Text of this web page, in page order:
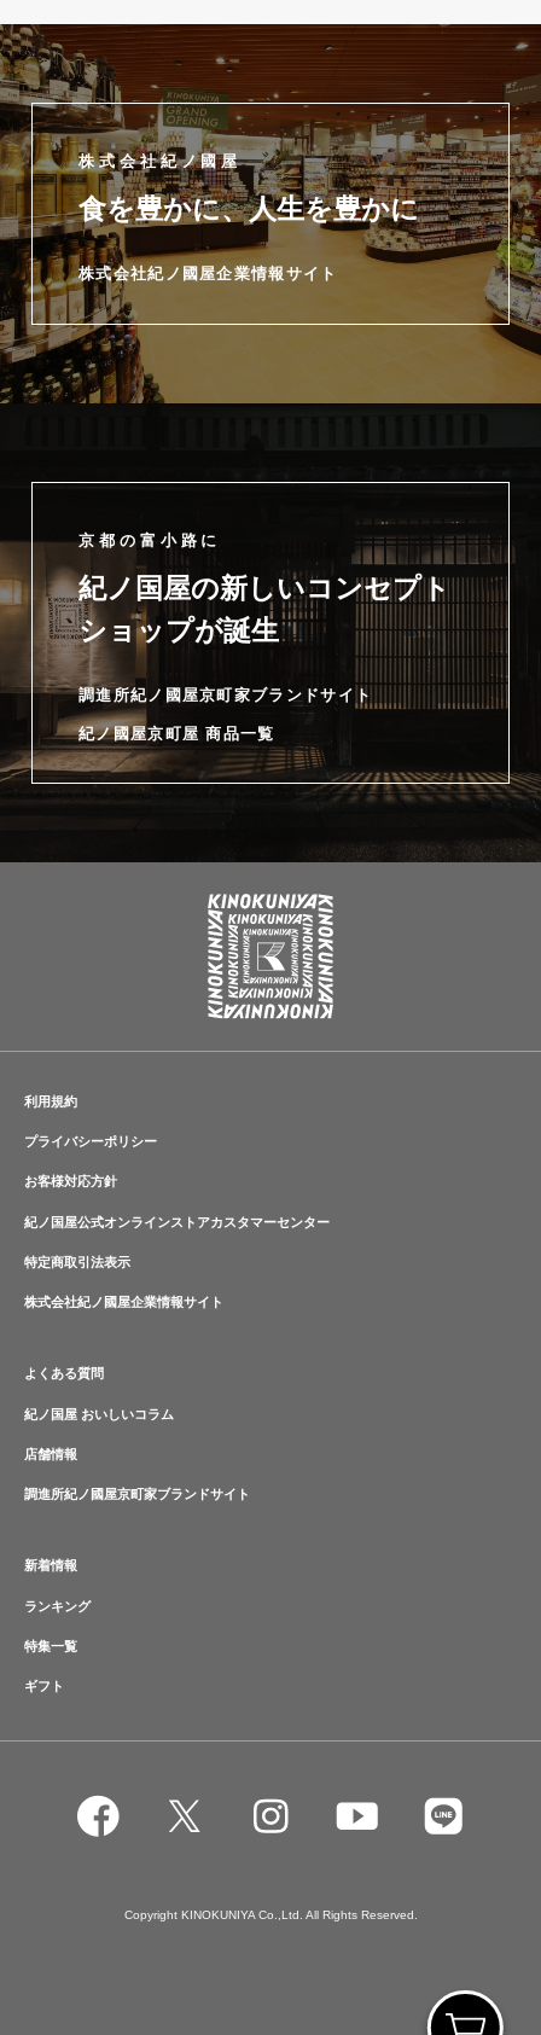
株式会社紀ノ國屋
食を豊かに、人生を豊かに
株式会社紀ノ國屋企業情報サイト
京都の富小路に
紀ノ国屋の新しいコンセプト
ショップが誕生
調進所紀ノ國屋京町家ブランドサイト
紀ノ國屋京町屋 商品一覧
利用規約
プライバシーポリシー
お客様対応方針
紀ノ国屋公式オンラインストアカスタマーセンター
特定商取引法表示
株式会社紀ノ國屋企業情報サイト
よくある質問
紀ノ国屋 おいしいコラム
店舗情報
調進所紀ノ國屋京町家ブランドサイト
新着情報
ランキング
特集一覧
ギフト
Copyright KINOKUNIYA Co.,Ltd. All Rights Reserved.